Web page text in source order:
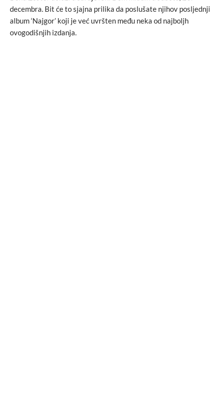
decembra. Bit će to sjajna prilika da poslušate njihov posljednji
album ‘Najgor’ koji je već uvršten među neka od najboljh
ovogodišnjih izdanja.